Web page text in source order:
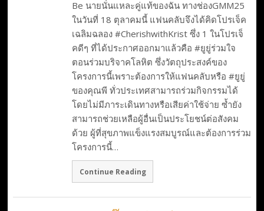
Be นายนั่นแหละคู่แท้ของฉัน ทางช่องGMM25
ในวันที่ 18 ตุลาคมนี้ แฟนคลับจึงได้คิดโปรเจ็ค
เฉลิมฉลอง #CherishwithKrist ซึ่ง 1 ในโปรเจ็
คดีๆ ที่ได้ประกาศออกมาแล้วคือ #ยูยู่ร่วมใจ
ตอนร่วมบริจาคโลหิต ซึ่งวัตถุประสงค์ของ
โครงการนี้เพราะต้องการให้แฟนคลับหรือ #ยูยู่
ของคุณพี ทั่วประเทศสามารถร่วมกิจกรรมได้
โดยไม่มีภาระเดินทางหรือเสียค่าใช้จ่าย ซ้ำยัง
สามารถช่วยเหลือผู้อื่นเป็นประโยชน์ต่อสังคม
ด้วย ผู้ที่สุขภาพแข็งแรงสมบูรณ์และต้องการร่วม
โครงการนี้…
Continue Reading